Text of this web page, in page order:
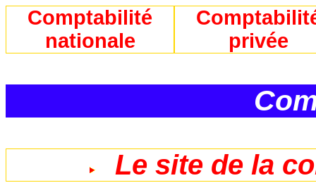
Comptabilité
nationale
privée
Le site de la